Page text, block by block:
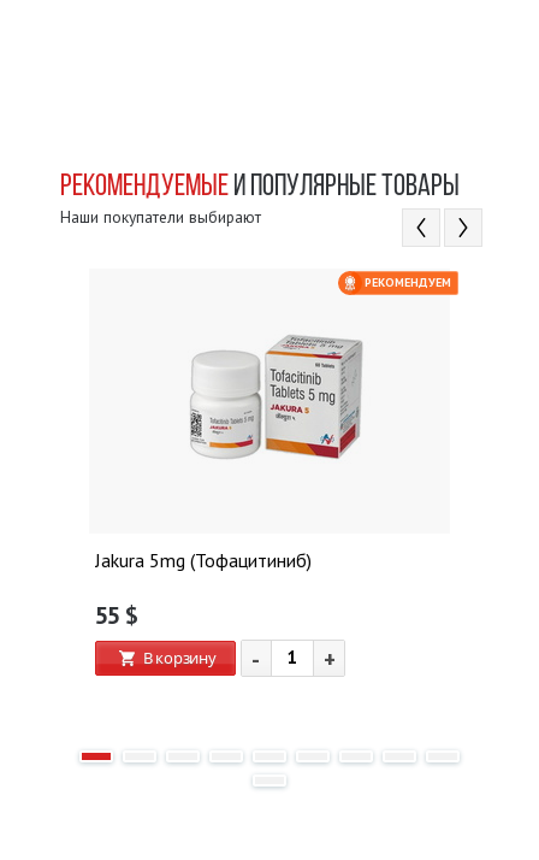
РЕКОМЕНДУЕМЫЕ И ПОПУЛЯРНЫЕ ТОВАРЫ
Наши покупатели выбирают
Jakura 5mg (Тофацитиниб)
55 $
В корзину - +
РЕКОМЕНДУЕМ